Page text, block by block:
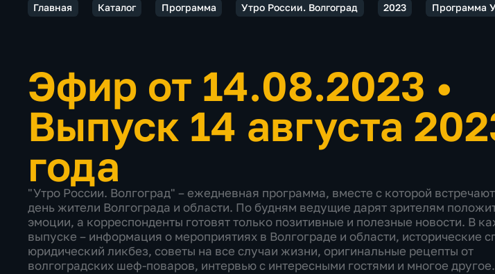
Главная Каталог Программа Утро России. Волгоград 2023 Программа
Эфир от 14.08.2023 •
Выпуск 14 августа
года
"Утро России. Волгоград" – ежедневная программа, вместе с которой
день жители Волгограда и области. По будням ведущие дарят зрителям
эмоции, а корреспонденты готовят только позитивные и полезные новости. В
выпуске – информация о мероприятиях в Волгограде и области, исторические
юридический ликбез, советы на все случаи жизни, оригинальные рецепты от
волгоградских шеф-поваров, интервью с интересными гостями и многое другое.